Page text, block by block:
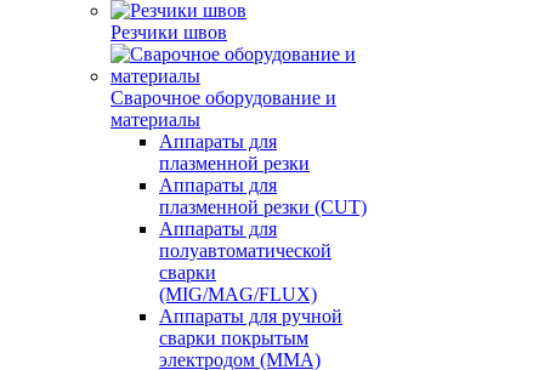
Резчики швов
Сварочное оборудование и
материалы
Аппараты для
плазменной резки
Аппараты для
плазменной резки (CUT)
Аппараты для
полуавтоматической
сварки
(MIG/MAG/FLUX)
Аппараты для ручной
сварки покрытым
электродом (MMA)